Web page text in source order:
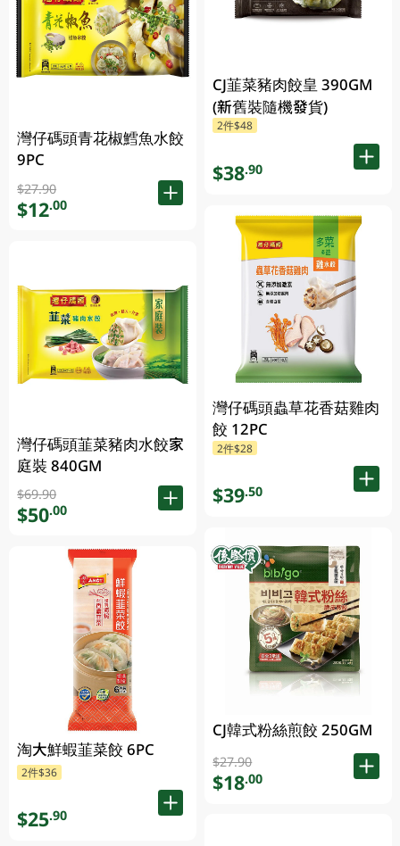
灣仔碼頭青花椒鱈魚水餃
9PC
$27.90
$12.00
灣仔碼頭韮菜豬肉水餃家
庭裝 840GM
$69.90
$50.00
淘大鮮蝦韮菜餃 6PC
2件$36
$25.90
CJ韮菜豬肉餃皇 390GM
(新舊裝隨機發貨)
2件$48
$38.90
灣仔碼頭蟲草花香菇雞肉
餃 12PC
2件$28
$39.50
CJ韓式粉絲煎餃 250GM
$27.90
$18.00